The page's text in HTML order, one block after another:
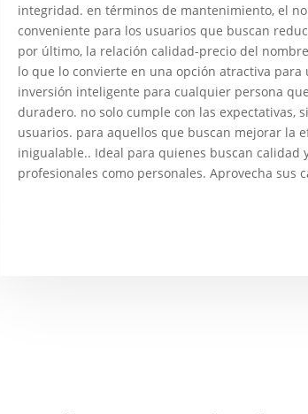
integridad. en términos de mantenimiento, el
conveniente para los usuarios que buscan
por último, la relación calidad-precio del
lo que lo convierte en una opción atractiva
inversión inteligente para cualquier persona
duradero. no solo cumple con las expectativas,
usuarios. para aquellos que buscan mejorar la
inigualable.. Ideal para quienes buscan calidad
profesionales como personales. Aprovecha